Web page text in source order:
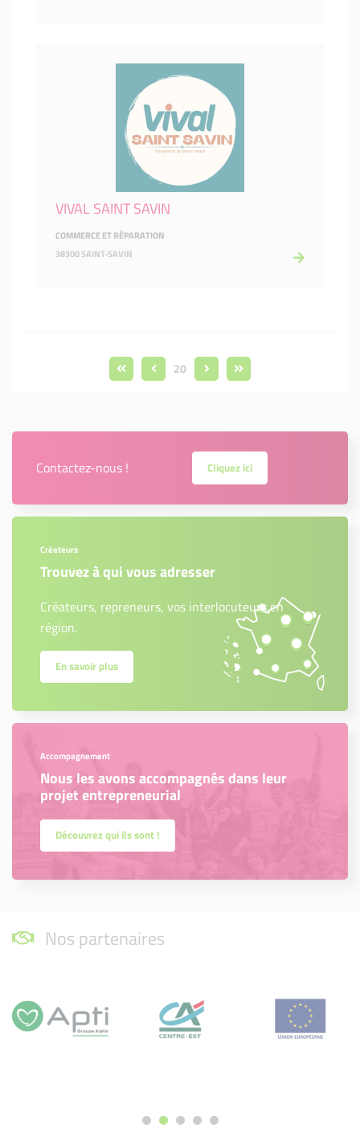
VIVAL SAINT SAVIN
COMMERCE ET RÉPARATION
38300 SAINT-SAVIN
20
Contactez-nous ! Cliquez ici
Créateurs
Trouvez à qui vous adresser
Créateurs, repreneurs, vos interlocuteurs en
région.
En savoir plus
Accompagnement
Nous les avons accompagnés dans leur
projet entrepreneurial
Découvrez qui ils sont !
Nos partenaires